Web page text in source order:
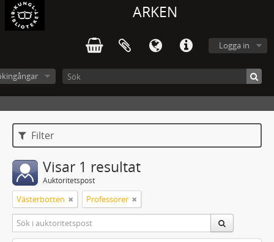
ARKEN
Logga in
Filter
Visar 1 resultat
Auktoritetspost
Västerbotten Professorer